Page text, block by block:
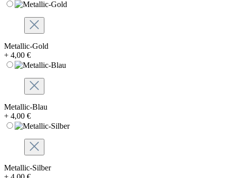
Metallic-Gold
+ 4,00 €
Metallic-Blau
+ 4,00 €
Metallic-Silber